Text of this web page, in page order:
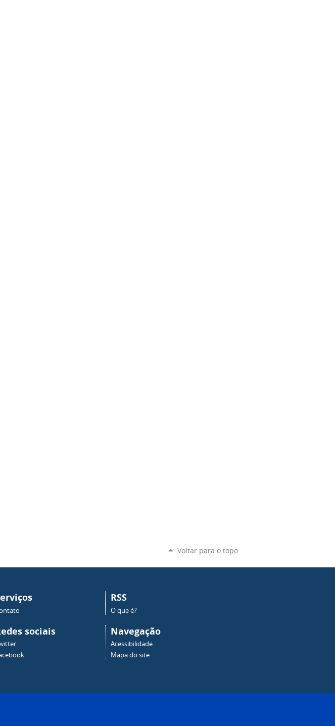
Voltar para o topo
sociais
RSS
O que é?
Navegação
Acessibilidade
Mapa do site